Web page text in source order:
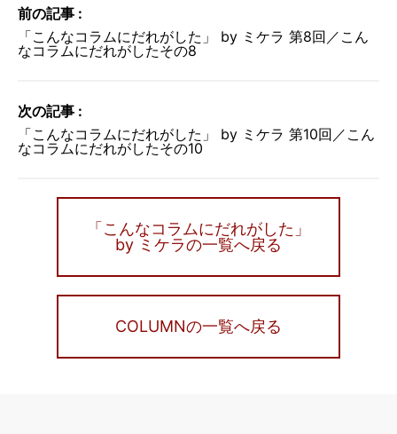
前の記事 :
「こんなコラムにだれがした」 by ミケラ 第8回／こん
なコラムにだれがしたその8
次の記事 :
「こんなコラムにだれがした」 by ミケラ 第10回／こん
なコラムにだれがしたその10
「こんなコラムにだれがした」
by ミケラの一覧へ戻る
COLUMNの一覧へ戻る